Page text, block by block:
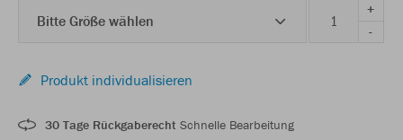
Bitte Größe wählen
+
-
Produkt individualisieren
30 Tage Rückgaberecht Schnelle Bearbeitung